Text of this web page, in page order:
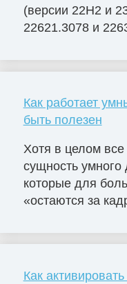
(версии 22H2 и
22621.3078 и
Как работает
быть полезен
Хотя в целом
сущность
которые для
«остаются за
Как